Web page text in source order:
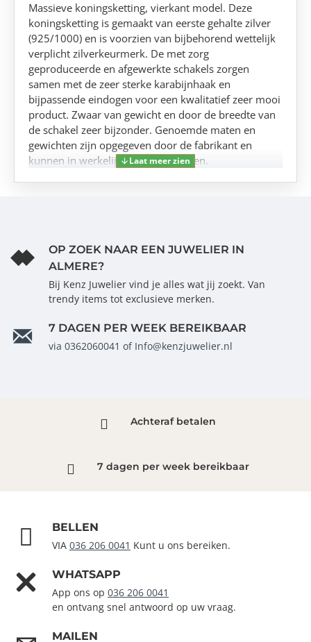
Massieve koningsketting, vierkant model. Deze
koningsketting is gemaakt van eerste gehalte zilver
(925/1000) en is voorzien van bijbehorend wettelijk
verplicht zilverkeurmerk. De met zorg
geproduceerde en afgewerkte schakels zorgen
samen met de zeer sterke karabijnhaak en
bijpassende eindogen voor een kwalitatief zeer mooi
product. Zwaar van gewicht en door de breedte van
de schakel zeer bijzonder. Genoemde maten en
gewichten zijn opgegeven door de fabrikant en
kunnen in werkelijkheid iets afwijken.
OP ZOEK NAAR EEN JUWELIER IN
ALMERE?
Bij Kenz Juwelier vind je alles wat jij zoekt. Van
trendy items tot exclusieve merken.
7 DAGEN PER WEEK BEREIKBAAR
via 0362060041 of Info@kenzjuwelier.nl
Achteraf betalen
7 dagen per week bereikbaar
BELLEN
VIA 036 206 0041 Kunt u ons bereiken.
WHATSAPP
App ons op 036 206 0041
en ontvang snel antwoord op uw vraag.
MAILEN